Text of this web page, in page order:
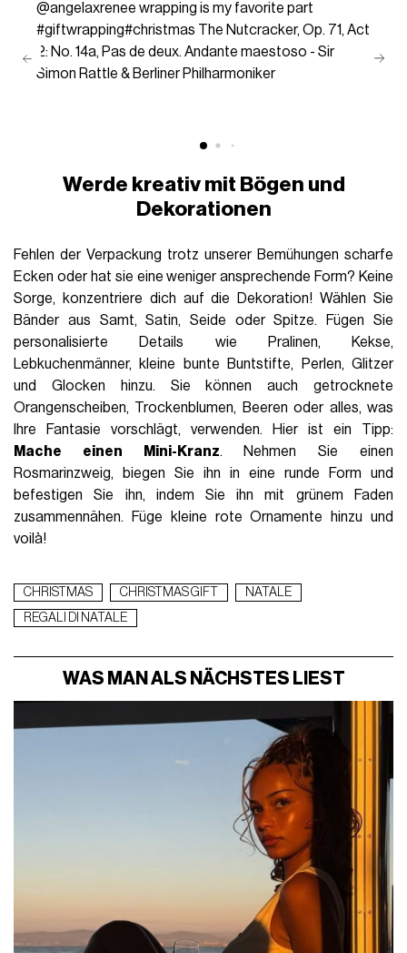
@angelaxrenee wrapping is my favorite part
#giftwrapping#christmas The Nutcracker, Op. 71, Act
2: No. 14a, Pas de deux. Andante maestoso - Sir
Simon Rattle & Berliner Philharmoniker
Werde kreativ mit Bögen und
Dekorationen
Fehlen der Verpackung trotz unserer Bemühungen scharfe
Ecken oder hat sie eine weniger ansprechende Form? Keine
Sorge, konzentriere dich auf die Dekoration! Wählen Sie
Bänder aus Samt, Satin, Seide oder Spitze. Fügen Sie
personalisierte Details wie Pralinen, Kekse,
Lebkuchenmänner, kleine bunte Buntstifte, Perlen, Glitzer
und Glocken hinzu. Sie können auch getrocknete
Orangenscheiben, Trockenblumen, Beeren oder alles, was
Ihre Fantasie vorschlägt, verwenden. Hier ist ein Tipp:
Mache einen Mini-Kranz. Nehmen Sie einen
Rosmarinzweig, biegen Sie ihn in eine runde Form und
befestigen Sie ihn, indem Sie ihn mit grünem Faden
zusammennähen. Füge kleine rote Ornamente hinzu und
voilà!
CHRISTMAS CHRISTMAS GIFT
NATALE
REGALI DI NATALE
WAS MAN ALS NÄCHSTES LIEST